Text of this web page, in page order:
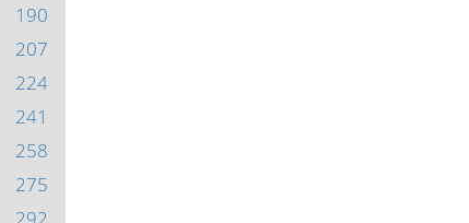
190
207
224
241
258
275